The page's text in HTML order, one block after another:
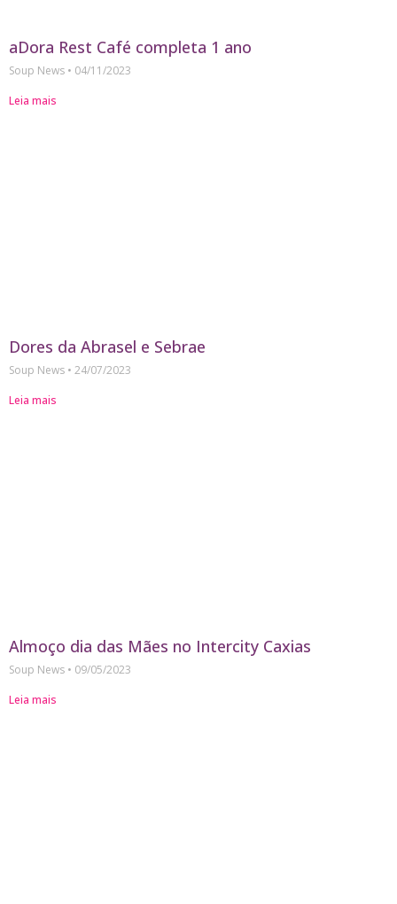
aDora Rest Café completa 1 ano
Soup News
04/11/2023
Leia mais
Dores da Abrasel e Sebrae
Soup News
24/07/2023
Leia mais
Almoço dia das Mães no Intercity Caxias
Soup News
09/05/2023
Leia mais